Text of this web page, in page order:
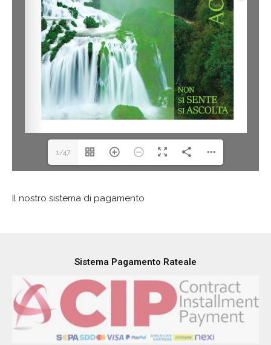
1/47
Il nostro sistema di pagamento
Sistema Pagamento Rateale